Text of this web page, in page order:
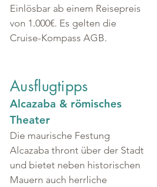
Einlösbar ab einem Reisepreis
von 1.000€. Es gelten die
Cruise-Kompass AGB.
Ausflugtipps
Alcazaba & römisches
Theater
Die maurische Festung
Alcazaba thront über der Stadt
und bietet neben historischen
Mauern auch herrliche